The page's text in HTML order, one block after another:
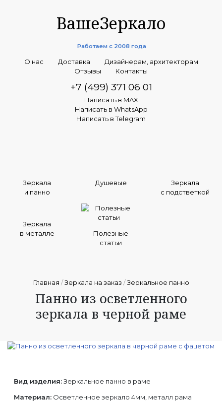
ВашеЗеркало
Работаем с 2008 года
О нас Доставка
Дизайнерам, архитекторам
Отзывы
Контакты
+7 (499) 371 06 01
Написать в MAX
Написать в WhatsApp
Написать в Telegram
Зеркала
и панно
Душевые
Зеркала
с подстветкой
Зеркала
в металле
Полезные
статьи
Главная /Зеркала на заказ /Зеркальное панно
Панно из осветленного
зеркала в черной раме
Вид изделия:Зеркальное панно в раме
Материал: Осветленное зеркало 4мм, металл рама